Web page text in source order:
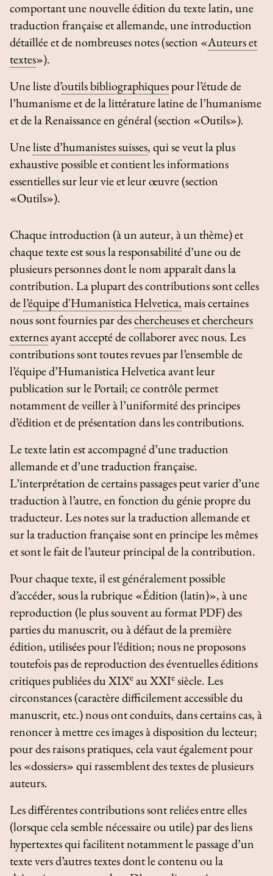
comportant une nouvelle édition du texte latin, une
traduction française et allemande, une introduction
détaillée et de nombreuses notes (section «Auteurs et
textes»).
Une liste d’outils bibliographiquespour l’étude de
l’humanisme et de la littérature latine de l’humanisme
et de la Renaissance en général (section «Outils»).
Uneliste d’humanistes suisses, qui se veut la plus
exhaustive possible et contient les informations
essentielles sur leur vie et leur œuvre (section
«Outils»).
Chaque introduction (à un auteur, à un thème) et
chaque texte est sous la responsabilité d’une ou de
plusieurs personnes dont le nom apparaît dans la
contribution. La plupart des contributions sont celles
del’équipe d'Humanistica Helvetica,mais certaines
nous sont fournies par deschercheuses et chercheurs
externesayant accepté de collaborer avec nous. Les
contributions sont toutes revues par l’ensemble de
l’équipe d’Humanistica Helvetica avant leur
publication sur le Portail; ce contrôle permet
notamment de veiller à l’uniformité des principes
d’édition et de présentation dans les contributions.
Le texte latin est accompagné d’une traduction
allemande et d’une traduction française.
L’interprétation de certains passages peut varier d’une
traduction à l’autre, en fonction du génie propre du
traducteur. Les notes sur la traduction allemande et
sur la traduction française sont en principe les mêmes
et sont le fait de l’auteur principal de la contribution.
Pour chaque texte, il est généralement possible
d’accéder, sous la rubrique «Édition (latin)», à une
reproduction (le plus souvent au format PDF) des
parties du manuscrit, ou à défaut de la première
édition, utilisées pour l’édition; nous ne proposons
toutefois pas de reproduction des éventuelles éditions
critiques publiées du XIXe au XXIe siècle. Les
circonstances (caractère difficilement accessible du
manuscrit, etc.) nous ont conduits, dans certains cas, à
renoncer à mettre ces images à disposition du lecteur;
pour des raisons pratiques, cela vaut également pour
les «dossiers» qui rassemblent des textes de plusieurs
auteurs.
Les différentes contributions sont reliées entre elles
(lorsque cela semble nécessaire ou utile) par des liens
hypertextes qui facilitent notamment le passage d’un
texte vers d’autres textes dont le contenu ou la